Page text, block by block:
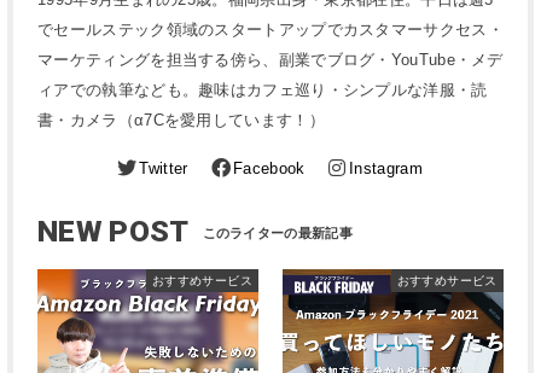
でセールステック領域のスタートアップでカスタマーサクセス・
マーケティングを担当する傍ら、副業でブログ・YouTube・メデ
ィアでの執筆なども。趣味はカフェ巡り・シンプルな洋服・読
書・カメラ（α7Cを愛用しています！）
Twitter Facebook Instagram
NEW POST
おすすめサービス おすすめサービス